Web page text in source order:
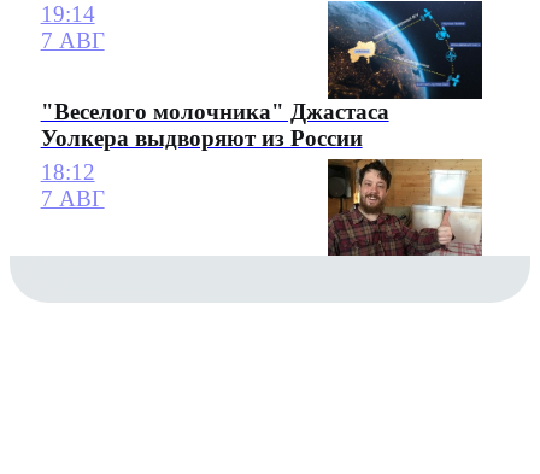
19:14
7 АВГ
"Веселого молочника" Джастаса
Уолкера выдворяют из России
18:12
7 АВГ